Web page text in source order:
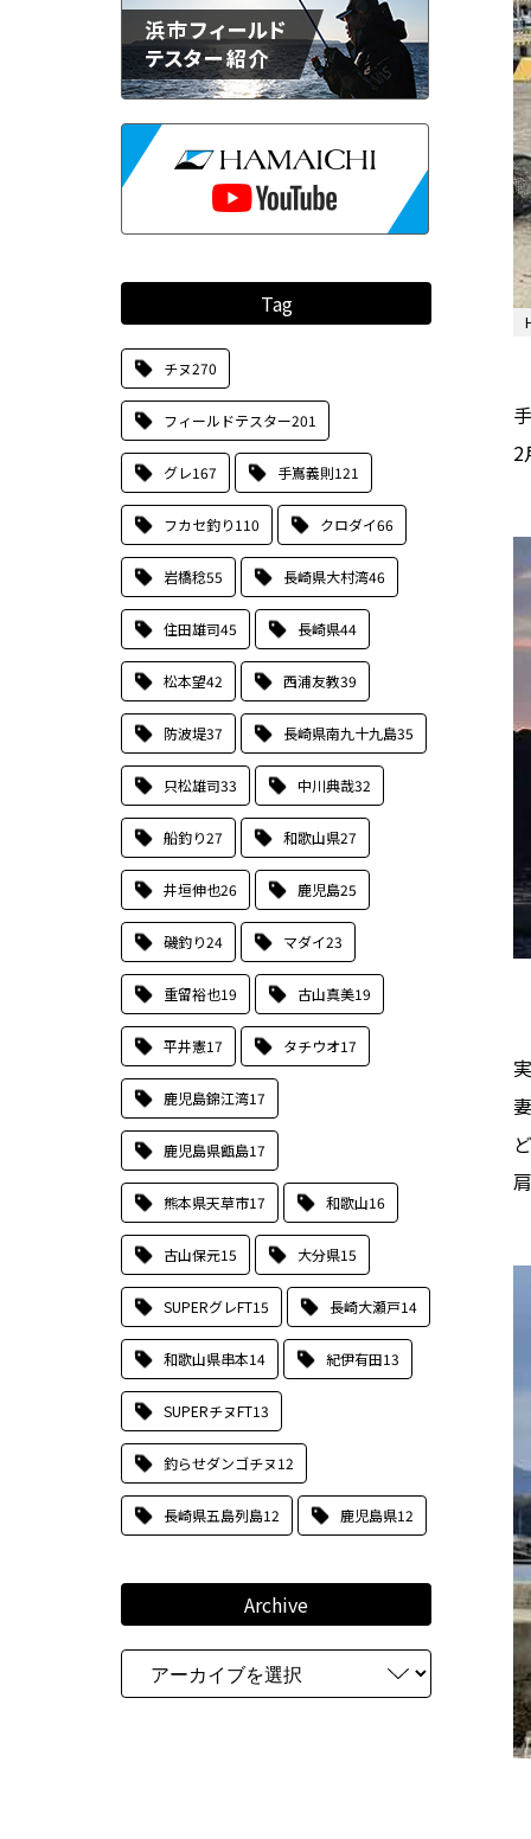
Tag
チヌ270
フィールドテスター201
グレ167 手嶌義則121
フカセ釣り110 クロダイ66
岩橋稔55 長崎県大村湾46
住田雄司45 長崎県44
松本望42 西浦友教39
防波堤37 長崎県南九十九島35
只松雄司33 中川典哉32
船釣り27 和歌山県27
井垣伸也26 鹿児島25
磯釣り24 マダイ23
重留裕也19 古山真美19
平井憲17 タチウオ17
鹿児島錦江湾17
鹿児島県甑島17
熊本県天草市17 和歌山16
古山保元15 大分県15
SUPERグレFT15 長崎大瀬戸14
和歌山県串本14 紀伊有田13
SUPERチヌFT13
釣らせダンゴチヌ12
長崎県五島列島12 鹿児島県12
Archive
2